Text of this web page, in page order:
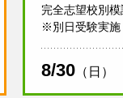
完全志望校別
※別日受験実施
8/30 （日）